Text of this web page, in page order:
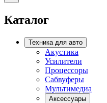
Каталог
Техника для авто
Акустика
Усилители
Процессоры
Сабвуферы
Мультимедиа
Аксессуары